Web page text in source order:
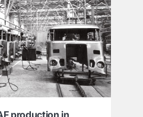
production in